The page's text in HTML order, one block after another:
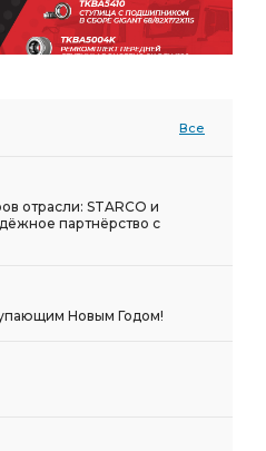
Все
отрасли: STARCO и
партнёрство с
Новым Годом!